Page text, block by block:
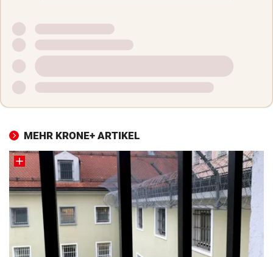
MEHR KRONE+ ARTIKEL